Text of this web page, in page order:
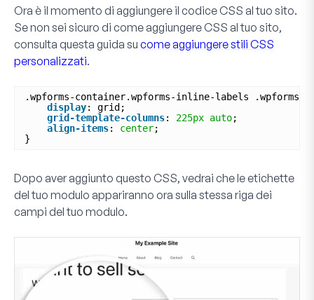
Ora è il momento di aggiungere il codice CSS al tuo sito.
Se non sei sicuro di come aggiungere CSS al tuo sito,
consulta questa guida su come aggiungere stili CSS
personalizzati.
.wpforms-container.wpforms-inline-labels
display: grid;
grid-template-columns: 225px auto;
align-items: center;
}
Dopo aver aggiunto questo CSS, vedrai che le etichette
del tuo modulo appariranno ora sulla stessa riga dei
campi del tuo modulo.